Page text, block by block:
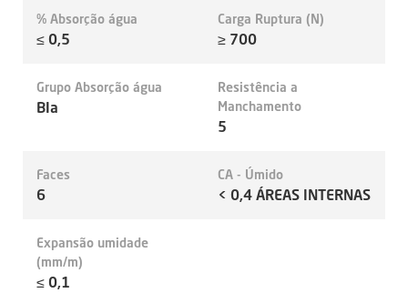
% Absorção água
≤ 0,5
Carga Ruptura (N)
≥ 700
Grupo Absorção água
BIa
Resistência a
Manchamento
5
Faces
6
CA - Úmido
< 0,4 ÁREAS INTERNAS
Expansão umidade
(mm/m)
≤ 0,1